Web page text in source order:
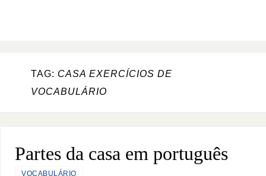
TAG: CASA EXERCÍCIOS DE
VOCABULÁRIO
Partes da casa em português
VOCABULÁRIO